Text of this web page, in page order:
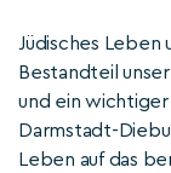
Jüdisches Leben
Bestandteil
und ein wichtiger
Darmstadt-
Leben auf das